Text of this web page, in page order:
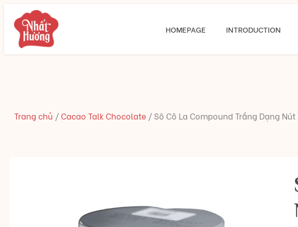
HOMEPAGE INTRODUCTION
Trang chủ / Cacao Talk Chocolate / Sô Cô La Compound Trắng Dạng